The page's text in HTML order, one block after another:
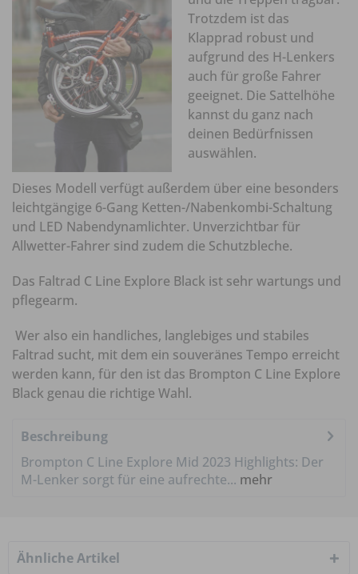
Trotzdem ist das
Klapprad robust und
aufgrund des H-Lenkers
auch für große Fahrer
geeignet. Die Sattelhöhe
kannst du ganz nach
deinen Bedürfnissen
auswählen.
Dieses Modell verfügt außerdem über eine besonders
leichtgängige 6-Gang Ketten-/Nabenkombi-Schaltung
und LED Nabendynamlichter. Unverzichtbar für
Allwetter-Fahrer sind zudem die Schutzbleche.
Das Faltrad C Line Explore Black ist sehr wartungs und
pflegearm.
Wer also ein handliches, langlebiges und stabiles
Faltrad sucht, mit dem ein souveränes Tempo erreicht
werden kann, für den ist das Brompton C Line Explore
Black genau die richtige Wahl.
Beschreibung
Brompton C Line Explore Mid 2023 Highlights: Der
M-Lenker sorgt für eine aufrechte... mehr
Ähnliche Artikel